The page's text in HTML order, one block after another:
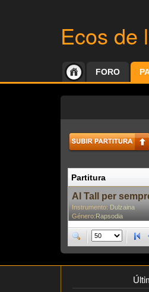
Ecos de
FORO
Partitura
Al Tall per
Instrumento: Dulzaina
Género:Rapsodia